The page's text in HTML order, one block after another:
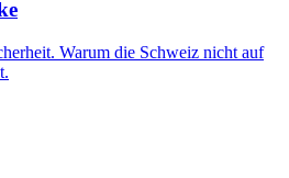
Warum die Schweiz nicht auf